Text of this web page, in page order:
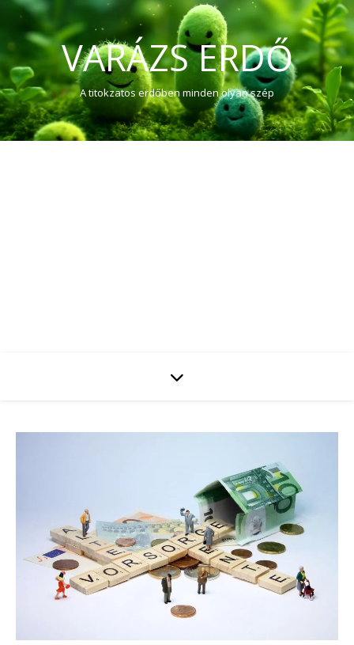
VARÁZS ERDŐ
A titokzatos erdőben minden olyan szép